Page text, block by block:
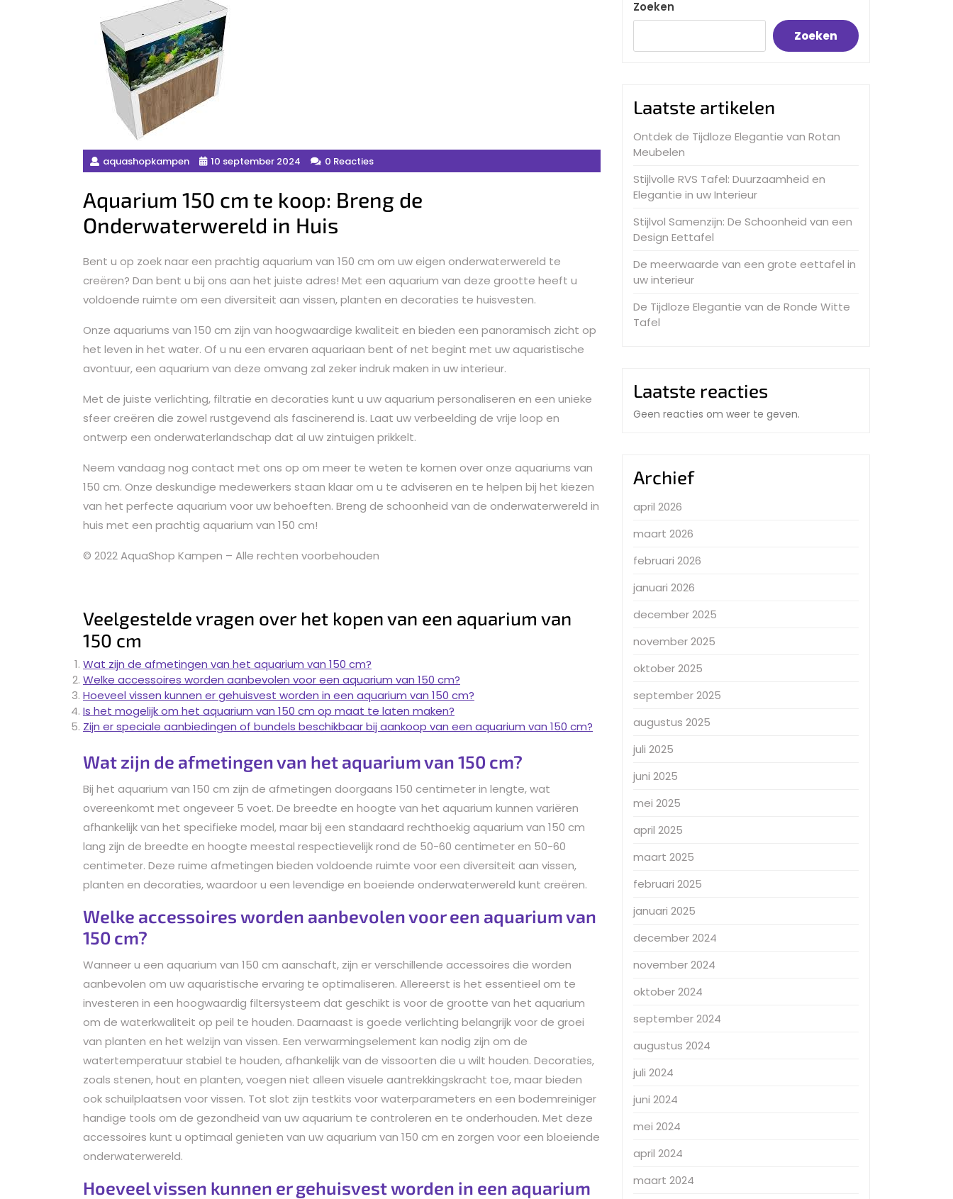
aquashopkampen 10 september 2024 0 Reacties
Aquarium 150 cm te koop: Breng de
Onderwaterwereld in Huis
Bent u op zoek naar een prachtig aquarium van 150 cm om uw eigen onderwaterwereld te
creëren? Dan bent u bij ons aan het juiste adres! Met een aquarium van deze grootte heeft u
voldoende ruimte om een diversiteit aan vissen, planten en decoraties te huisvesten.
Onze aquariums van 150 cm zijn van hoogwaardige kwaliteit en bieden een panoramisch zicht op
het leven in het water. Of u nu een ervaren aquariaan bent of net begint met uw aquaristische
avontuur, een aquarium van deze omvang zal zeker indruk maken in uw interieur.
Met de juiste verlichting, filtratie en decoraties kunt u uw aquarium personaliseren en een unieke
sfeer creëren die zowel rustgevend als fascinerend is. Laat uw verbeelding de vrije loop en
ontwerp een onderwaterlandschap dat al uw zintuigen prikkelt.
Neem vandaag nog contact met ons op om meer te weten te komen over onze aquariums van
150 cm. Onze deskundige medewerkers staan klaar om u te adviseren en te helpen bij het kiezen
van het perfecte aquarium voor uw behoeften. Breng de schoonheid van de onderwaterwereld in
huis met een prachtig aquarium van 150 cm!
© 2022 AquaShop Kampen – Alle rechten voorbehouden
Veelgestelde vragen over het kopen van een aquarium van
150 cm
Wat zijn de afmetingen van het aquarium van 150 cm?
Welke accessoires worden aanbevolen voor een aquarium van 150 cm?
Hoeveel vissen kunnen er gehuisvest worden in een aquarium van 150 cm?
Is het mogelijk om het aquarium van 150 cm op maat te laten maken?
Zijn er speciale aanbiedingen of bundels beschikbaar bij aankoop van een aquarium van 150 cm?
Wat zijn de afmetingen van het aquarium van 150 cm?
Bij het aquarium van 150 cm zijn de afmetingen doorgaans 150 centimeter in lengte, wat
overeenkomt met ongeveer 5 voet. De breedte en hoogte van het aquarium kunnen variëren
afhankelijk van het specifieke model, maar bij een standaard rechthoekig aquarium van 150 cm
lang zijn de breedte en hoogte meestal respectievelijk rond de 50-60 centimeter en 50-60
centimeter. Deze ruime afmetingen bieden voldoende ruimte voor een diversiteit aan vissen,
planten en decoraties, waardoor u een levendige en boeiende onderwaterwereld kunt creëren.
Welke accessoires worden aanbevolen voor een aquarium van
150 cm?
Wanneer u een aquarium van 150 cm aanschaft, zijn er verschillende accessoires die worden
aanbevolen om uw aquaristische ervaring te optimaliseren. Allereerst is het essentieel om te
investeren in een hoogwaardig filtersysteem dat geschikt is voor de grootte van het aquarium
om de waterkwaliteit op peil te houden. Daarnaast is goede verlichting belangrijk voor de groei
van planten en het welzijn van vissen. Een verwarmingselement kan nodig zijn om de
watertemperatuur stabiel te houden, afhankelijk van de vissoorten die u wilt houden. Decoraties,
zoals stenen, hout en planten, voegen niet alleen visuele aantrekkingskracht toe, maar bieden
ook schuilplaatsen voor vissen. Tot slot zijn testkits voor waterparameters en een bodemreiniger
handige tools om de gezondheid van uw aquarium te controleren en te onderhouden. Met deze
accessoires kunt u optimaal genieten van uw aquarium van 150 cm en zorgen voor een bloeiende
onderwaterwereld.
Hoeveel vissen kunnen er gehuisvest worden in een aquarium
Zoeken
Zoeken
Laatste artikelen
Ontdek de Tijdloze Elegantie van Rotan
Meubelen
Stijlvolle RVS Tafel: Duurzaamheid en
Elegantie in uw Interieur
Stijlvol Samenzijn: De Schoonheid van een
Design Eettafel
De meerwaarde van een grote eettafel in
uw interieur
De Tijdloze Elegantie van de Ronde Witte
Tafel
Laatste reacties
Geen reacties om weer te geven.
Archief
april 2026
maart 2026
februari 2026
januari 2026
december 2025
november 2025
oktober 2025
september 2025
augustus 2025
juli 2025
juni 2025
mei 2025
april 2025
maart 2025
februari 2025
januari 2025
december 2024
november 2024
oktober 2024
september 2024
augustus 2024
juli 2024
juni 2024
mei 2024
april 2024
maart 2024